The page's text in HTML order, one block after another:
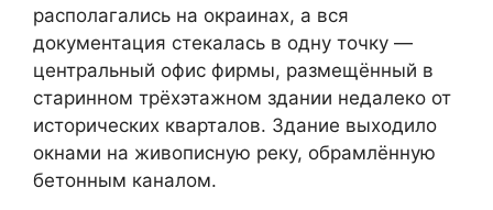
располагались на окраинах, а вся
документация стекалась в одну точку —
центральный офис фирмы, размещённый в
старинном трёхэтажном здании недалеко от
исторических кварталов. Здание выходило
окнами на живописную реку, обрамлённую
бетонным каналом.